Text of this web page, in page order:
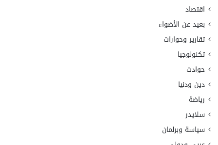
اقتصاد
بعيد عن الأضواء
تقارير وحوارات
تكنولوجيا
حوادث
دين ودنيا
رياضة
سلايدر
سياسة وبرلمان